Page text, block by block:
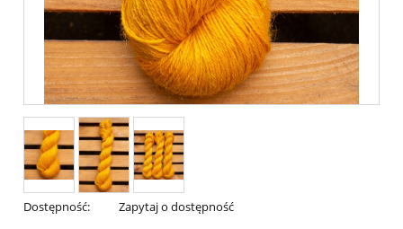
Dostępność: Zapytaj o dostępność